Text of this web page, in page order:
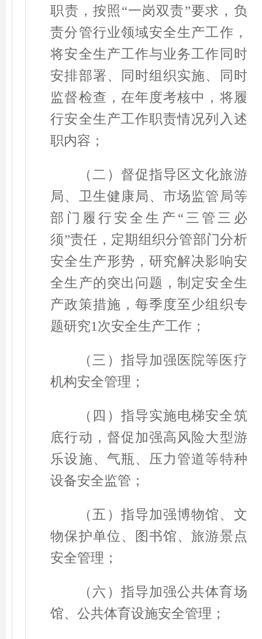
职责，按照 “一岗双责”要求，负
责分管行业领域安全生产工作，
将安全生产工作与业务工作同时
安排部署、同时组织实施、同时
监督检查，在年度考核中，将履
行安全生产工作职责情况列入述
职内容；
（二）督促指导区文化旅游
局、卫生健康局、市场监管局等
部门履行安全生产 “三管三必
须”责任，定期组织分管部门分析
安全生产形势，研究解决影响安
全生产的突出问题，制定安全生
产政策措施，每季度至少组织专
题研究1 次安全生产工作；
（三）指导加强医院等医疗
机构安全管理；
（四）指导实施电梯安全筑
底行动，督促加强高风险大型游
乐设施、气瓶、压力管道等特种
设备安全监管；
（五）指导加强博物馆、文
物保护单位、图书馆、旅游景点
安全管理；
（六）指导加强公共体育场
馆、公共体育设施安全管理；